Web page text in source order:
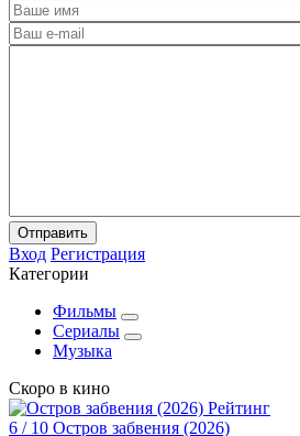
Отправить
Вход Регистрация
Категории
Фильмы
Сериалы
Музыка
Скоро в кино
Рейтинг
6 / 10 Остров забвения (2026)